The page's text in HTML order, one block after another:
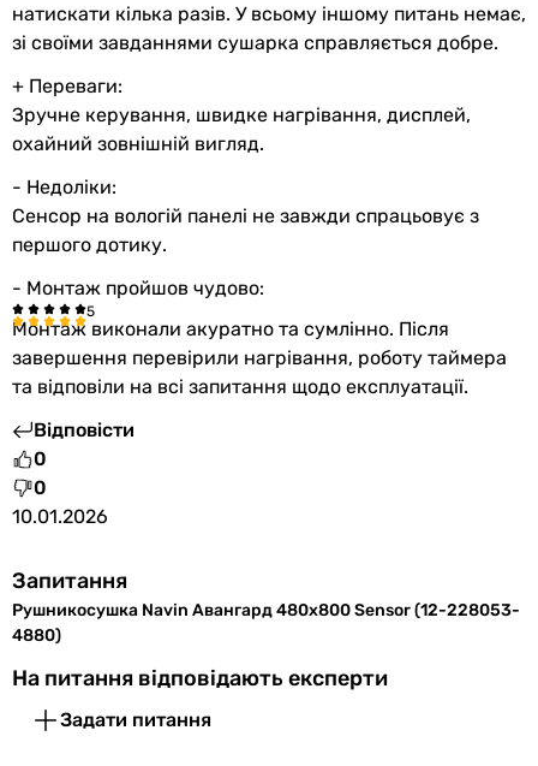
Вага
6 кг
6 кг
6 кг
6 кг
5.6 кг
5.6 кг
6 кг
Колір
чорний
чорний
чорний
чорний
чорний
Ширина в упаковці
550 мм
натискати кілька разів. У всьому іншому питань немає,
зі своїми завданнями сушарка справляється добре.
+ Переваги:
Зручне керування, швидке нагрівання, дисплей,
охайний зовнішній вигляд.
- Недоліки:
Сенсор на вологій панелі не завжди спрацьовує з
першого дотику.
- Монтаж пройшов чудово:
Монтаж виконали акуратно та сумлінно. Після
завершення перевірили нагрівання, роботу таймера
та відповіли на всі запитання щодо експлуатації.
Відповісти
0
0
10.01.2026
Запитання
Рушникосушка Navin Авангард 480х800 Sensor (12-228053-
4880)
На питання відповідають експерти
Задати питання